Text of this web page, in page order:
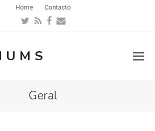
Home Contacto
Twitter
RSSFacebook
Email
Geral